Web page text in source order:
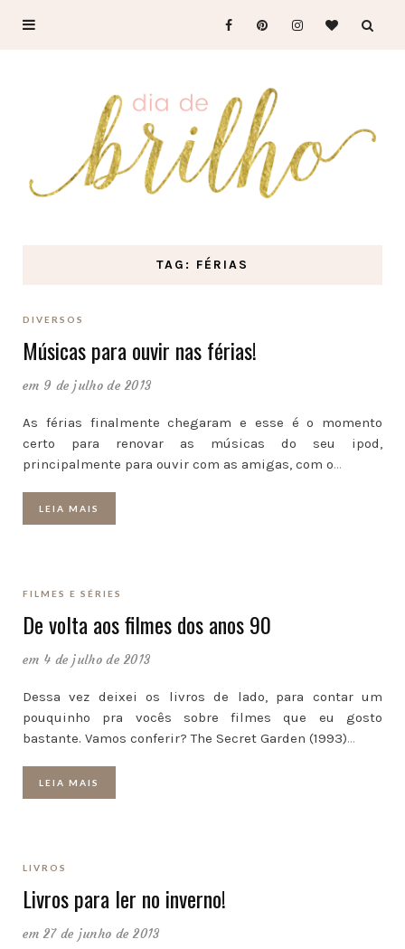
TAG: FÉRIAS
DIVERSOS
Músicas para ouvir nas férias!
em 9 de julho de 2013
As férias finalmente chegaram e esse é o momento
certo para renovar as músicas do seu ipod,
principalmente para ouvir com as amigas, com o…
LEIA MAIS
FILMES E SÉRIES
De volta aos filmes dos anos 90
em 4 de julho de 2013
Dessa vez deixei os livros de lado, para contar um
pouquinho pra vocês sobre filmes que eu gosto
bastante. Vamos conferir? The Secret Garden (1993)…
LEIA MAIS
LIVROS
Livros para ler no inverno!
em 27 de junho de 2013